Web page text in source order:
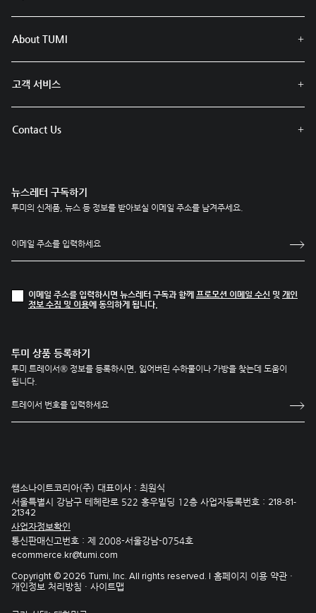
About TUMI
고객 서비스
Contact Us
뉴스레터 구독하기
투미의 신제품, 뉴스 등 정보를 받아보실 이메일 주소를 남겨주세요.
이메일 주소를 입력하시면 뉴스레터 구독과 함께 프로모션 이메일 수신 및 개인
정보 수집 및 이용에 동의하게 됩니다.
투미 상품 등록하기
투미 트레이서® 정보를 등록하시면, 잃어버린 수하물이나 가방을 찾는데 도움이
됩니다.
쌤소나이트코리아(주) 대표이사 : 최원식
서울특별시 강남구 테헤란로 522 홍우빌딩 12층 사업자등록번호 : 218-81-
21342
사업자정보확인
통신판매신고번호 : 제 2008-서울강남-0754호
ecommerce.kr@tumi.com
Copyright © 2026 Tumi, Inc. All rights reserved. |
홈페이지 이용 약관 ·
개인정보 처리방침 · 사이트맵